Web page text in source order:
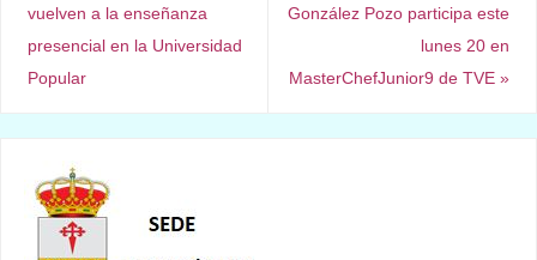
vuelven a la enseñanza
presencial en la Universidad
Popular
González Pozo participa este
lunes 20 en
MasterChefJunior9 de TVE»